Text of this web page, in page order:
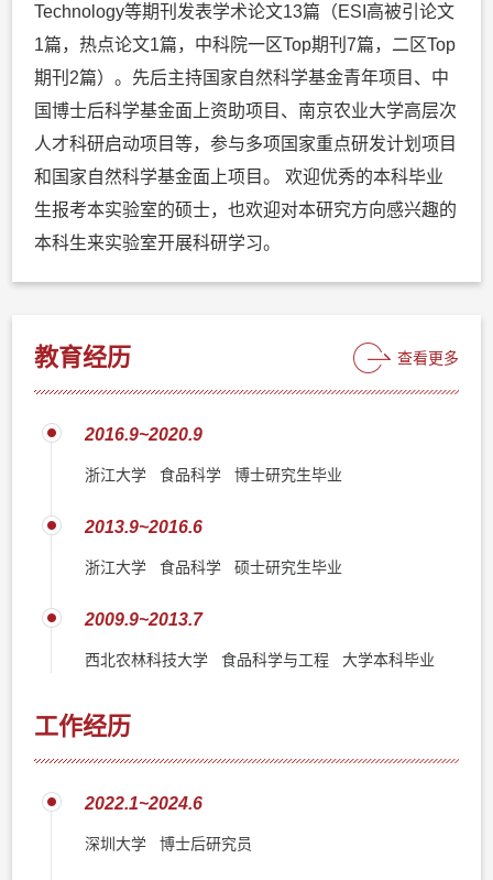
Technology等期刊发表学术论文13篇（ESI高被引论文
1篇，热点论文1篇，中科院一区Top期刊7篇，二区Top
期刊2篇）。先后主持国家自然科学基金青年项目、中
国博士后科学基金面上资助项目、南京农业大学高层次
人才科研启动项目等，参与多项国家重点研发计划项目
和国家自然科学基金面上项目。 欢迎优秀的本科毕业
生报考本实验室的硕士，也欢迎对本研究方向感兴趣的
本科生来实验室开展科研学习。
教育经历 查看更多
2016.9~2020.9
浙江大学 食品科学 博士研究生毕业
2013.9~2016.6
浙江大学 食品科学 硕士研究生毕业
2009.9~2013.7
西北农林科技大学 食品科学与工程 大学本科毕业
工作经历
2022.1~2024.6
深圳大学 博士后研究员